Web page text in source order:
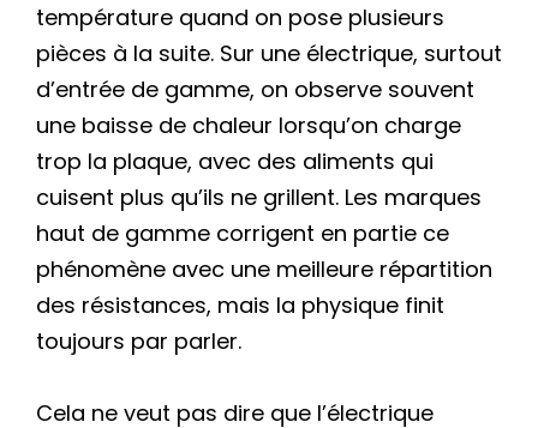
température quand on pose plusieurs
pièces à la suite. Sur une électrique, surtout
d’entrée de gamme, on observe souvent
une baisse de chaleur lorsqu’on charge
trop la plaque, avec des aliments qui
cuisent plus qu’ils ne grillent. Les marques
haut de gamme corrigent en partie ce
phénomène avec une meilleure répartition
des résistances, mais la physique finit
toujours par parler.
Cela ne veut pas dire que l’électrique